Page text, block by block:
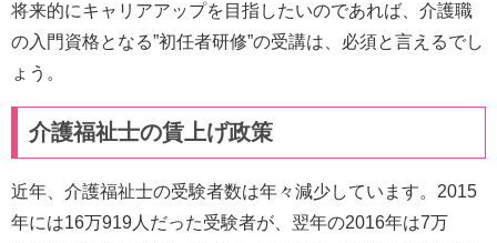
将来的にキャリアアップを目指したいのであれば、介護職
の入門資格となる”初任者研修”の受講は、必須と言えるでし
ょう。
介護福祉士の賃上げ政策
近年、介護福祉士の受験者数は年々減少しています。2015
年には16万919人だった受験者が、翌年の2016年は7万